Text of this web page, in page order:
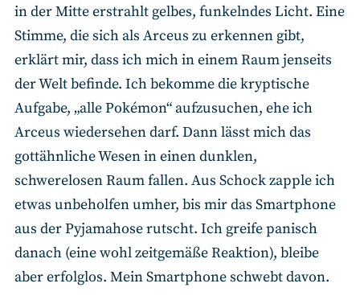
in der Mitte erstrahlt gelbes, funkelndes Licht. Eine
Stimme, die sich als Arceus zu erkennen gibt,
erklärt mir, dass ich mich in einem Raum jenseits
der Welt befinde. Ich bekomme die kryptische
Aufgabe, „alle Pokémon“ aufzusuchen, ehe ich
Arceus wiedersehen darf. Dann lässt mich das
gottähnliche Wesen in einen dunklen,
schwerelosen Raum fallen. Aus Schock zapple ich
etwas unbeholfen umher, bis mir das Smartphone
aus der Pyjamahose rutscht. Ich greife panisch
danach (eine wohl zeitgemäße Reaktion), bleibe
aber erfolglos. Mein Smartphone schwebt davon.